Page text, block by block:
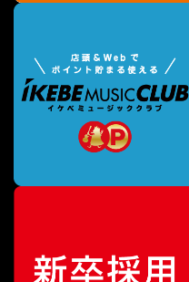
販売価格¥16,720（税込）